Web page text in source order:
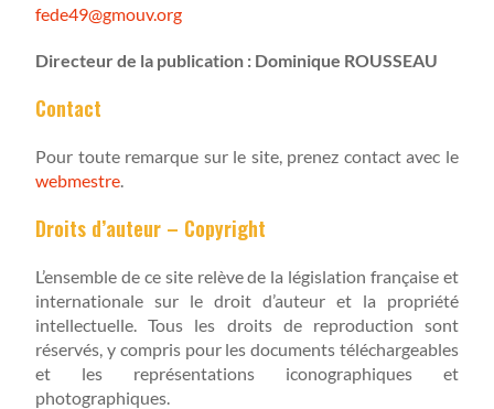
fede49@gmouv.org
Directeur de la publication : Dominique ROUSSEAU
Contact
Pour toute remarque sur le site, prenez contact avec le
webmestre.
Droits d’auteur – Copyright
L’ensemble de ce site relève de la législation française et
internationale sur le droit d’auteur et la propriété
intellectuelle. Tous les droits de reproduction sont
réservés, y compris pour les documents téléchargeables
et les représentations iconographiques et
photographiques.